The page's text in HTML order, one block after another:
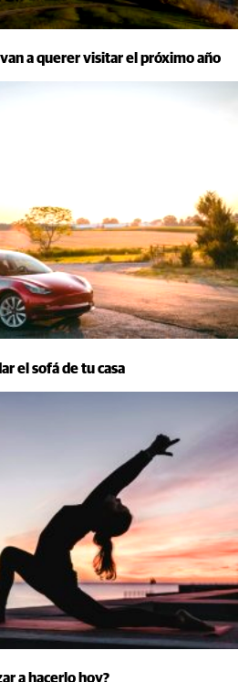
a querer visitar el próximo año
el sofá de tu casa
a hacerlo hoy?